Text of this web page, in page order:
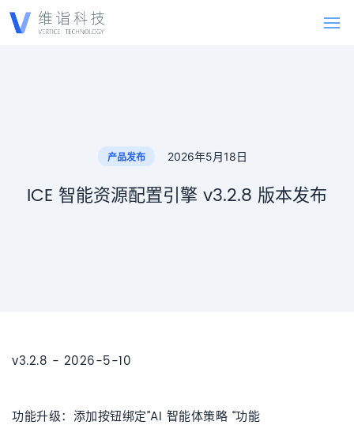
产品发布 2026年5月18日
ICE 智能资源配置引擎 v3.2.8 版本发布
v3.2.8 - 2026-5-10
功能升级：添加按钮绑定”AI 智能体策略 “功能